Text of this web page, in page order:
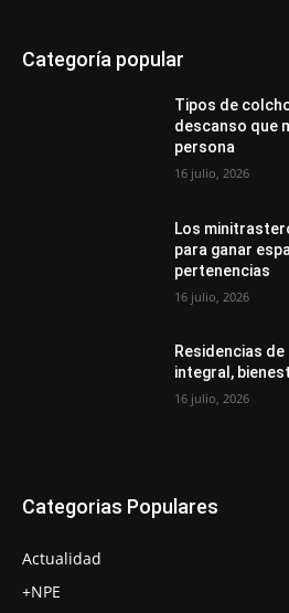
Categoría popular
Tipos de
descanso que
persona
16 julio, 2026
Los
para ganar
pertenencias
16 julio, 2026
Residencias
integral,
16 julio, 2026
Categorias Populares
Actualidad
+NPE